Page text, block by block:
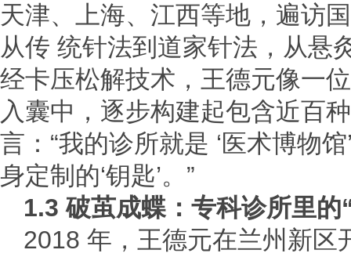
天津、上海、江西等地，遍访
从传 统针法到道家针法，从悬
经卡压松解技术，王德元像一
入囊中，逐步构建起包含近百
言：“我的诊所就是 ‘医术博物
身定制的‘钥匙’。”
1.3破茧成蝶：专科诊所里的
2018 年，王德元在兰州新区